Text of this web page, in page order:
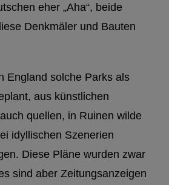
eher „Aha“, beide
Denkmäler und Bauten
England solche Parks als
aus künstlichen
quellen, in Ruinen wilde
idyllischen Szenerien
Diese Pläne wurden zwar
sind aber Zeitungsanzeigen